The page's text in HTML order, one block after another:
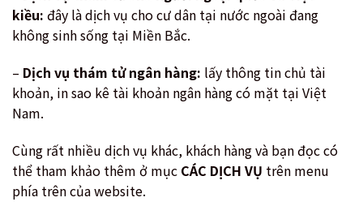
kiều: đây là dịch vụ cho cư dân tại nước ngoài đang
không sinh sống tại Miền Bắc.
– Dịch vụ thám tử ngân hàng: lấy thông tin chủ tài
khoản, in sao kê tài khoản ngân hàng có mặt tại Việt
Nam.
Cùng rất nhiều dịch vụ khác, khách hàng và bạn đọc có
thể tham khảo thêm ở mục CÁC DỊCH VỤ trên menu
phía trên của website.